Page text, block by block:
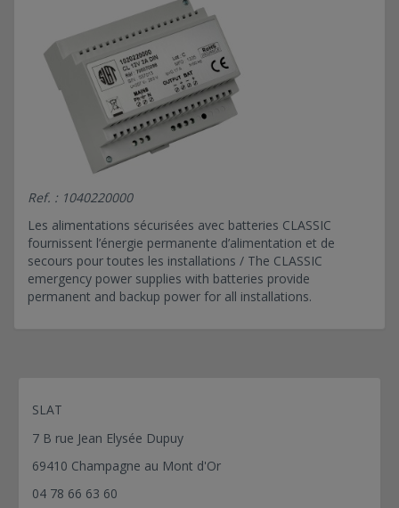
CL 24V 2,5A C38 SB
CL 24V 2,5A CARTE
CL 24V 2,5A DIN
CL 24V 3A C24 AB 12 Ah
CL 24V 3A C24 AB 2,1Ah
CL 24V 3A C24 AB 7 Ah
CL 24V 3A C24 SB
CL 24V 3A C38 SB
CL 24V 3A C6
CL 24V 4A C24 AB 12 Ah
CL 24V 4A C24 SB
CL 24V 4A C38 AB 24 Ah
CL 24V 6A C38 SB
CL 24V 6A C6
CL 48V 1,5A C24 AB 2,1 Ah
Ref. : 1040220000
Les alimentations sécurisées avec batteries CLASSIC
fournissent l’énergie permanente d’alimentation et de
secours pour toutes les installations / The CLASSIC
emergency power supplies with batteries provide
permanent and backup power for all installations.
SLAT
7 B rue Jean Elysée Dupuy
69410 Champagne au Mont d'Or
04 78 66 63 60